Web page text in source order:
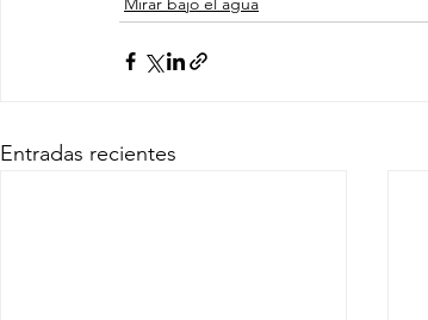
Entradas recientes